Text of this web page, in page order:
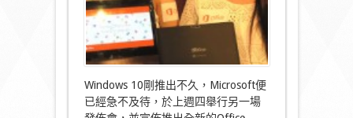
同
步
登
場〉
Windows 10剛推出不久，Microsoft便
已經急不及待，於上週四舉行另一場